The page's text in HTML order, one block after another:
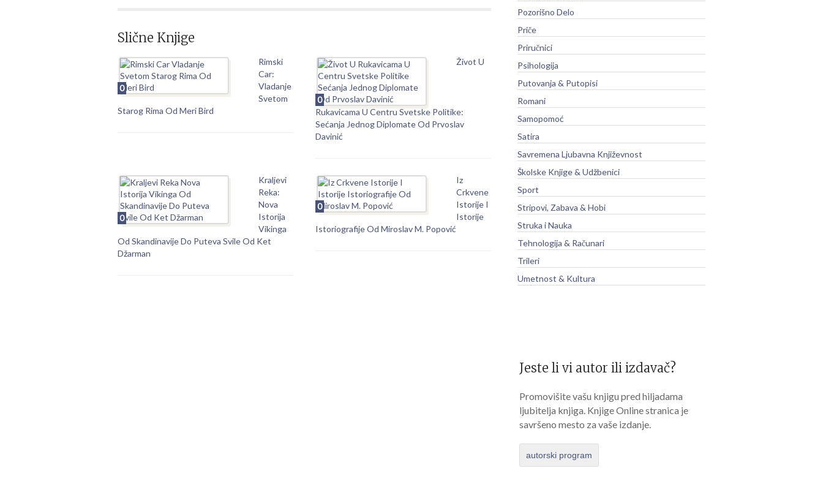
Slične Knjige
0
Rimski
Car:
Vladanje
Svetom
Starog Rima Od Meri Bird
0
Život U
Rukavicama U Centru Svetske Politike:
Sećanja Jednog Diplomate Od Prvoslav
Davinić
0
Kraljevi
Reka:
Nova
Istorija
Vikinga
Od Skandinavije Do Puteva Svile Od Ket
Džarman
0
Iz
Crkvene
Istorije I
Istorije
Istoriografije Od Miroslav M. Popović
Pozorišno Delo
Priče
Priručnici
Psihologija
Putovanja & Putopisi
Romani
Samopomoć
Satira
Savremena Ljubavna Književnost
Školske Knjige & Udžbenici
Sport
Stripovi, Zabava & Hobi
Struka i Nauka
Tehnologija & Računari
Trileri
Umetnost & Kultura
Jeste li vi autor ili izdavač?
Promovišite vašu knjigu pred hiljadama
ljubitelja knjiga. Knjige Online stranica je
savršeno mesto za vaše izdanje.
autorski program